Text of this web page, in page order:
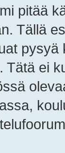
pitää
Tällä
Tätä ei